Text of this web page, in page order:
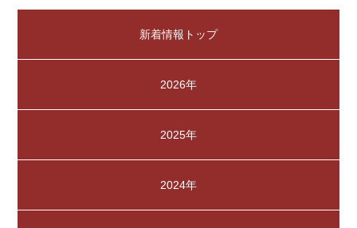
新着情報トップ
2026年
2025年
2024年